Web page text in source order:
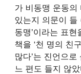
가 비동맹 운동의
있는지 의문이 들
동맹’이라는 표
책을 ‘천 명의 친
많다’는 진언으
느 편도 들지 않